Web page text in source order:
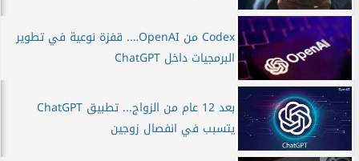
Codex من OpenAI…. قفزة نوعية في تطوير
البرمجيات داخل ChatGPT
بعد 12 عام من الزواج... تطبيق ChatGPT
يتسبب في انفصال زوجين